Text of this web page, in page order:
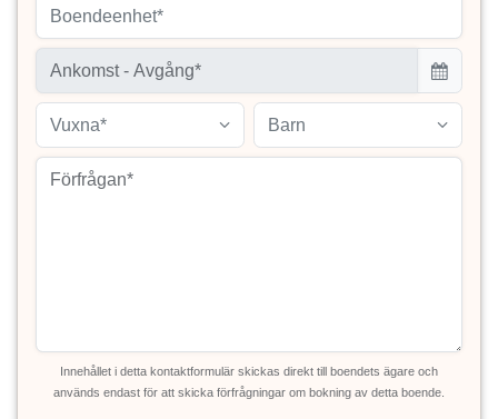
Boendeenhet*
Vuxna* Barn
Innehållet i detta kontaktformulär skickas direkt till boendets ägare och
används endast för att skicka förfrågningar om bokning av detta boende.